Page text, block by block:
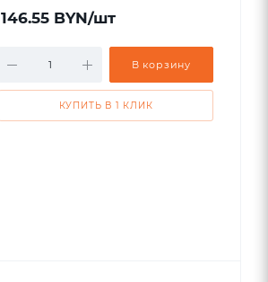
146.55 BYN/шт
В корзину
КУПИТЬ В 1 КЛИК